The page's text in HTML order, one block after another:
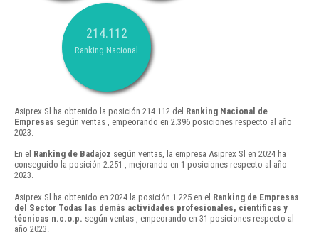
214.112
Ranking Nacional
Asiprex Sl ha obtenido la posición 214.112 del Ranking Nacional de
Empresas según ventas , empeorando en 2.396 posiciones respecto al año
2023.
En el Ranking de Badajoz según ventas, la empresa Asiprex Sl en 2024 ha
conseguido la posición 2.251 , mejorando en 1 posiciones respecto al año
2023.
Asiprex Sl ha obtenido en 2024 la posición 1.225 en el Ranking de Empresas
del Sector Todas las demás actividades profesionales, científicas y
técnicas n.c.o.p. según ventas , empeorando en 31 posiciones respecto al
año 2023.